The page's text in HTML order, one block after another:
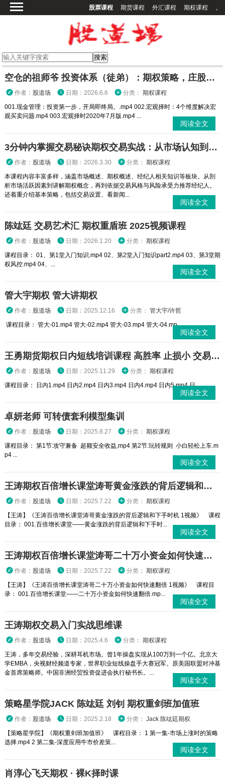
股票课程 期货课程 外汇课程 期权课程 。
期货课程
期权课程
外汇课程
高校课程
空仓的祖师爷 投资体系（徒弟）：期权策略，庄股策略
作者： 股道场 日期：2026.6.6 分类： 期权课程
001.现金管理：投资第一步，开局即终局。.mp4 002.宏观择时：4个维度解决宏
观买卖问题.mp4 003.宏观择时2020年7月版.mp4 ...
阅读全文
3分钟内掌握交易秘诀期权交易实战：从市场认知到策略执行全攻略
作者： 股道场 日期：2026.3.30 分类： 期权课程
本课程内容丰富多样，涵盖市场概述、期权概述、经纪人相关知识等板块。从剖
析市场活跃因素到讲解期权概念，再到依据交易风格与风险承受力推荐经纪人。
还着重介绍基本策略，包括交易设置、看新闻...
阅读全文
陈竑廷 交易艺术汇 期权重盾班 2025视频课程
作者： 股道场 日期：2026.1.20 分类： 期权课程
课程目录： 01、第1堂入门知识.mp4 02、第2堂入门知识part2.mp4 03、第3堂期
权风控.mp4 04、...
阅读全文
管大宇期权 管大讲期权
作者： 股道场 日期：2025.12.16 分类： 管大宇/许哲
课程目录： 管大-01.mp4 管大-02.mp4 管大-03.mp4 管大-04.mp...
阅读全文
王勇期货期权日内短线培训课程 高胜率 止损小 交易高手
作者： 股道场 日期：2025.11.29 分类： 期权课程
课程目录： 日内1.mp4 日内2.mp4 日内3.mp4 日内4.mp4 日内5.mp4 日...
阅读全文
卓妍老师 可转债套利模型集训
作者： 股道场 日期：2025.8.27 分类： 期权课程
课程目录： 第1节:攻守兼备 超额安全收益,mp4 第2节:玩转规则 小白轻松上车.m
p4 ...
阅读全文
王涛期权百倍增长课堂涛哥黄金涨跌的背后逻辑和下手时机 1视频
作者： 股道场 日期：2025.7.22 分类： 期权课程
【王涛】《王涛百倍增长课堂涛哥黄金涨跌的背后逻辑和下手时机 1视频》 课程
目录： 001.百倍增长课堂——黄金涨跌的背后逻辑和下手时...
阅读全文
王涛期权百倍增长课堂涛哥二十万小资金如何快速翻倍 1视频
作者： 股道场 日期：2025.7.22 分类： 期权课程
【王涛】《王涛百倍增长课堂涛哥二十万小资金如何快速翻倍 1视频》 课程目
录： 001.百倍增长课堂——二十万小资金如何快速翻倍.mp...
阅读全文
王涛期权交易入门实战思维课
作者： 股道场 日期：2025.4.6 分类： 期权课程
王涛，多年交易经验，深耕耳机市场。曾1年操盘实现从100万到一个亿。北京大
学EMBA，央视财经频道专家，世界职业短线操盘手大赛冠军。原美国联盟对冲基
金首席策略师。中国非洲经贸投资促进会执行秘书长。...
阅读全文
策略星学院JACK 陈竑廷 刘钊 期权重剑班加值班
作者： 股道场 日期：2025.2.18 分类： Jack 陈竑廷期权
【策略星学院】《期权重剑班加值班》 课程目录： 1 第一集-市场上涨时的策略
选择.mp4 2 第二集-深度应用牛市价差策...
阅读全文
肖淳心飞天期权 · 裸K择时课